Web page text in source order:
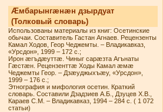
Æмбарынгæнæн дзырдуат
(Толковый словарь)
Использованы материалы из книг: Осетинские
обычаи. Составитель Гастан Агнаев. Рецензенты
Камал Ходов, Геор Чеджемты. – Владикавказ,
«Урсдон», 1999 – 172 с.;
Ирон æгъдæуттæ. Чиныг сарæзта Агънаты
Гæстæн. Рецензенттæ Ходы Камал æмæ
Чеджемты Геор. – Дзæуджыхъæу, «Урсдон»,
1999 – 176 с.;
Этнография и мифология осетин. Краткий
словарь. Составили Дзадзиев А.Б., Дзуцев Х.В.,
Караев С.М. – Владикавказ, 1994 – 284 с. ( 1 072
статьи)